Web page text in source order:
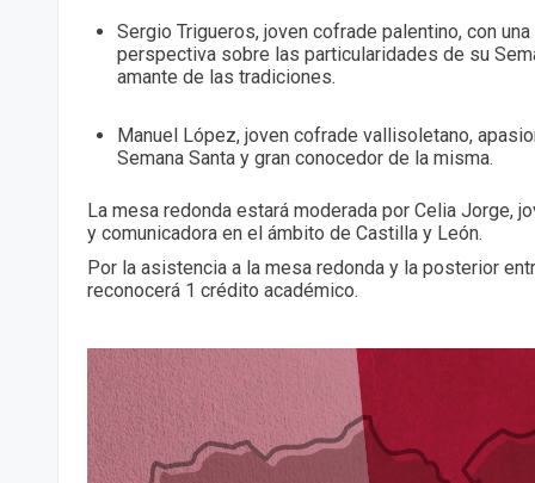
Sergio Trigueros, joven cofrade palentino, con
perspectiva sobre las particularidades de su
amante de las tradiciones.
Manuel López, joven cofrade vallisoletano,
Semana Santa y gran conocedor de la misma.
La mesa redonda estará moderada por Celia Jorge,
y comunicadora en el ámbito de Castilla y León.
Por la asistencia a la mesa redonda y la posterior
reconocerá 1 crédito académico.